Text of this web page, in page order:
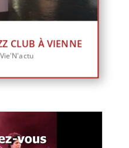
CLUB À VIENNE
Vie'N'actu